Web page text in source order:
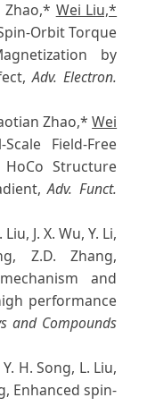
Zhao,* Wei Liu,*
Orbit Torque
by
Adv. Electron.
Zhao,*Wei
Field-Free
Structure
Adv. Funct.
Liu, J. X. Wu, Y. Li,
Z.D. Zhang,
and
performance
and Compounds
Y. H. Song, L. Liu,
Enhanced spin-